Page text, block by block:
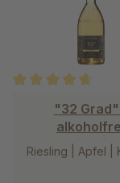
Durchschnittliche
"32
Riesling | Apfel |